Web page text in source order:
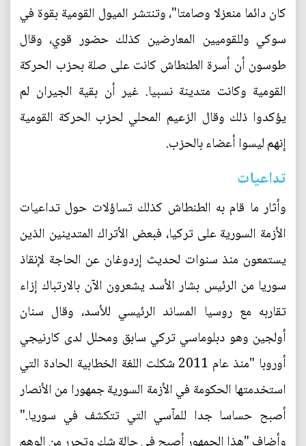
كان دائما منعزلا وصامتا"، وتنتشر الميول القومية بقوة في
سوكي وللقوميين المعارضين كذلك حضور قوي، وقال
طوسون أن أسرة الطنطاش كانت على صلة بحزب الحركة
القومية وكانت متدينة نسبيا. غير أن بقية الجيران لم
يؤكدوا ذلك وقال الزعيم المحلي لحزب الحركة القومية
إنهم ليسوا أعضاء بالحزب.
تداعيات
وأثار ما قام به الطنطاش كذلك تساؤلات حول تداعيات
الأزمة السورية على تركيا، فبعض الأتراك المتدينين الذين
يستمعون منذ سنوات لحديث إردوغان عن الحاجة لإنقاذ
سوريا من الرئيس بشار الأسد يشعرون الآن بالارتباك إزاء
تقاربه مع روسيا المساند الرئيسي للأسد، وقال سنان
أولجين وهو دبلوماسي تركي سابق ومحلل لدى كارنيجي
أوروبا "منذ عام 2011 شكلت اللغة الخطابية الحادة التي
استخدمتها الحكومة في الأزمة السورية جمهورا من الأنصار
أصبح حساسا جدا للمآسي التي تتكشف في سوريا."